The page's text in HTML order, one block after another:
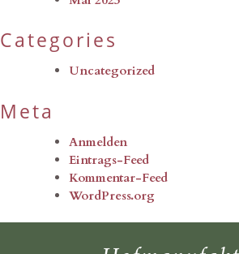
Categories
Uncategorized
Meta
Anmelden
Eintrags-Feed
Kommentar-Feed
WordPress.org